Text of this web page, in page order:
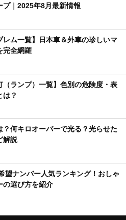
プ｜2025年8月最新情報
レム一覧】日本車＆外車の珍しいマ
完全網羅
（ランプ）一覧】色別の危険度・表
は？
？何キロオーバーで光る？光らせた
解説
望ナンバー人気ランキング！おしゃ
の選び方を紹介